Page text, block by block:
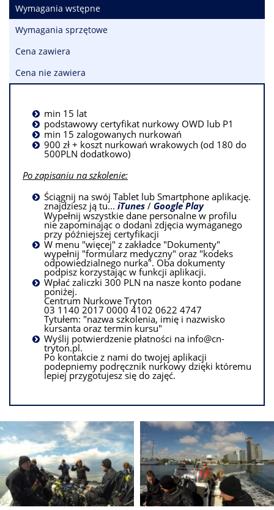
Wymagania wstępne
Wymagania sprzętowe
Cena zawiera
Cena nie zawiera
min 15 lat
podstawowy certyfikat nurkowy OWD lub P1
min 15 zalogowanych nurkowań
900 zł + koszt nurkowań wrakowych (od 180 do
500PLN dodatkowo)
Po zapisaniu na szkolenie:
Ściągnij na swój Tablet lub Smartphone aplikację.
znajdziesz ją tu... iTunes/ Google Play
Wypełnij wszystkie dane personalne w profilu
nie zapominając o dodani zdjęcia wymaganego
przy późniejszej certyfikacji
W menu "więcej" z zakładce "Dokumenty"
wypełnij "formularz medyczny" oraz "kodeks
odpowiedzialnego nurka". Oba dokumenty
podpisz korzystając w funkcji aplikacji.
Wpłać zaliczki 300 PLN na nasze konto podane
poniżej.
Centrum Nurkowe Tryton
03 1140 2017 0000 4102 0622 4747
Tytułem: "nazwa szkolenia, imię i nazwisko
kursanta oraz termin kursu"
Wyślij potwierdzenie płatności na info@cn-
tryton.pl.
Po kontakcie z nami do twojej aplikacji
podepniemy podręcznik nurkowy dzięki któremu
lepiej przygotujesz się do zajęć.